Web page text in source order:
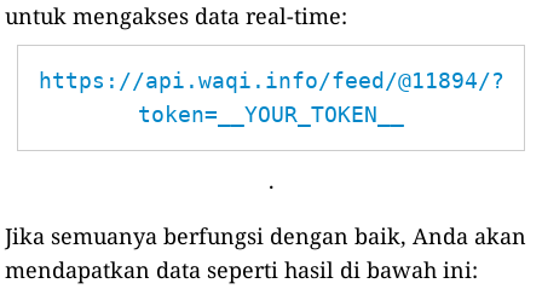
untuk mengakses data real-time:
https://api.waqi.info/feed/@11894/?
token=__YOUR_TOKEN__
.
Jika semuanya berfungsi dengan baik, Anda akan
mendapatkan data seperti hasil di bawah ini: